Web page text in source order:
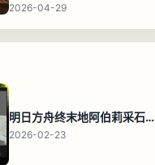
2026-04-29
明日方舟终末地阿伯莉采石场宝箱全收集攻略，全点位分布图与路线
2026-02-23